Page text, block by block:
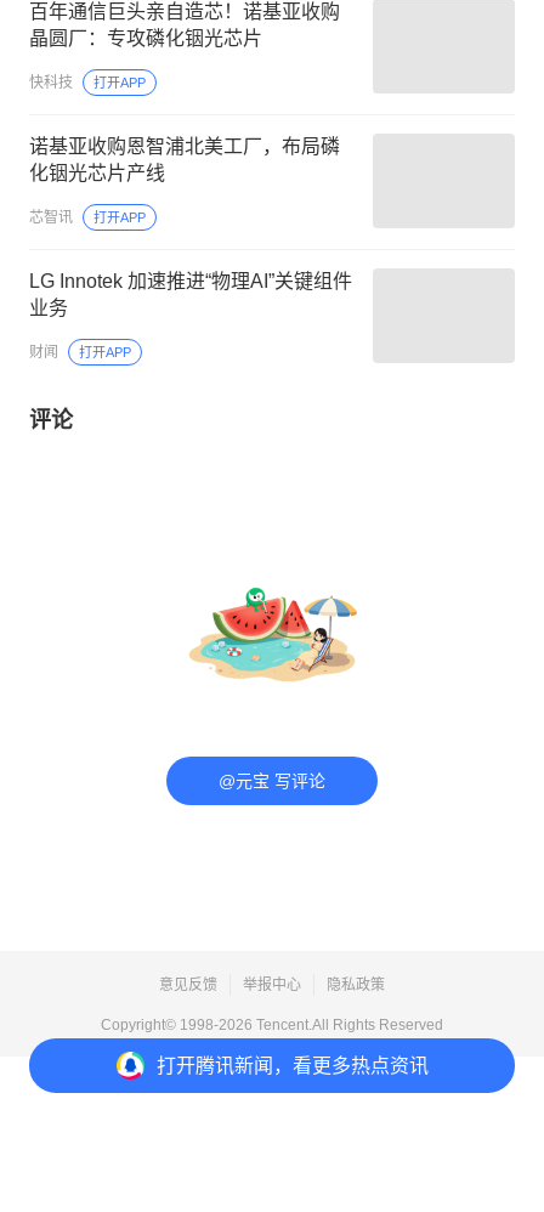
打开腾讯新闻，看更多热点资讯
百年通信巨头亲自造芯！诺基亚收购
晶圆厂：专攻磷化铟光芯片
快科技 打开APP
诺基亚收购恩智浦北美工厂，布局磷
化铟光芯片产线
芯智讯 打开APP
LG Innotek 加速推进“物理AI”关键组件
业务
财闻 打开APP
评论
@元宝 写评论
意见反馈 举报中心 隐私政策
Copyright© 1998-2026 Tencent.All Rights Reserved